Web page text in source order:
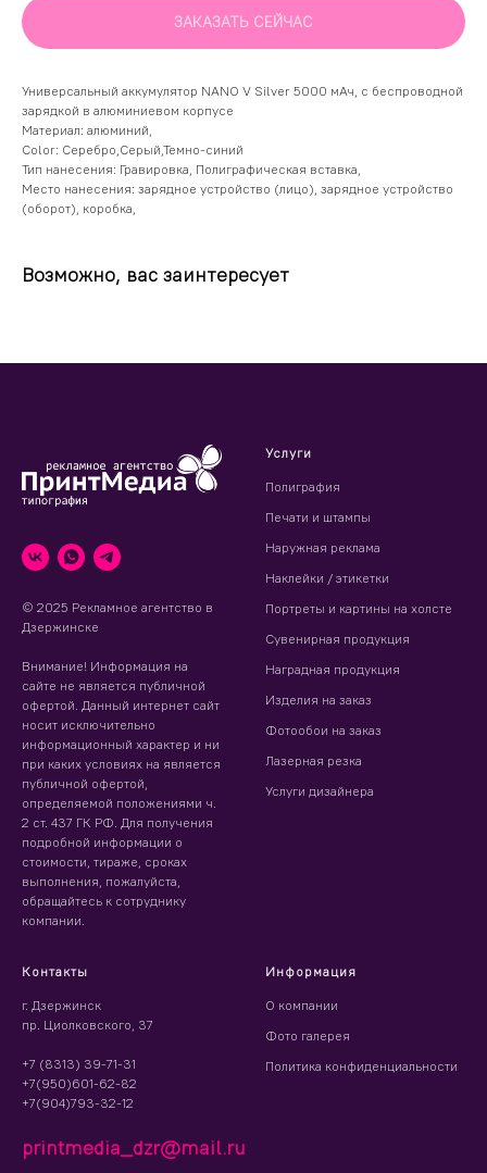
ЗАКАЗАТЬ СЕЙЧАС
Универсальный аккумулятор NANO V Silver 5000 мАч, с беспроводной
зарядкой в алюминиевом корпусе
Материал: алюминий,
Color: Серебро,Серый,Темно-синий
Тип нанесения: Гравировка, Полиграфическая вставка,
Место нанесения: зарядное устройство (лицо), зарядное устройство
(оборот), коробка,
Возможно, вас заинтересует
© 2025 Рекламное агентство в
Дзержинске
Внимание! Информация на
сайте не является публичной
офертой. Данный интернет сайт
носит исключительно
информационный характер и ни
при каких условиях на является
публичной офертой,
определяемой положениями ч.
2 ст. 437 ГК РФ. Для получения
подробной информации о
стоимости, тираже, сроках
выполнения, пожалуйста,
обращайтесь к сотруднику
компании.
Услуги
Полиграфия
Печати и штампы
Наружная реклама
Наклейки / этикетки
Портреты и картины на холсте
Сувенирная продукция
Наградная продукция
Изделия на заказ
Фотообои на заказ
Лазерная резка
Услуги дизайнера
Контакты
г. Дзержинск
пр. Циолковского, 37
+7 (8313) 39-71-31
+7(950)601-62-82
+7(904)793-32-12
printmedia_dzr@mail.ru
Информация
О компании
Фото галерея
Политика конфиденциальности